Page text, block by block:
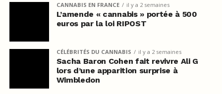
CANNABIS EN FRANCE il y a 2 semaines
L’amende « cannabis » portée à 500
euros par la loi RIPOST
CÉLÉBRITÉS DU CANNABIS il y a 2 semaines
Sacha Baron Cohen fait revivre Ali G
lors d’une apparition surprise à
Wimbledon